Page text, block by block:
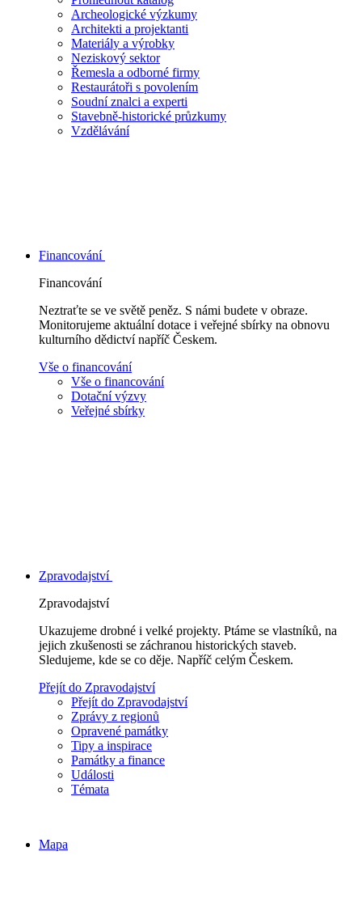
Archeologické výzkumy
Architekti a projektanti
Materiály a výrobky
Neziskový sektor
Řemesla a odborné firmy
Restaurátoři s povolením
Soudní znalci a experti
Stavebně-historické průzkumy
Vzdělávání
Financování
Financování
Neztraťte se ve světě peněz. S námi budete v obraze.
Monitorujeme aktuální dotace i veřejné sbírky na obnovu
kulturního dědictví napříč Českem.
Vše o financování
Vše o financování
Dotační výzvy
Veřejné sbírky
Zpravodajství
Zpravodajství
Ukazujeme drobné i velké projekty. Ptáme se vlastníků, na
jejich zkušenosti se záchranou historických staveb.
Sledujeme, kde se co děje. Napříč celým Českem.
Přejít do Zpravodajství
Přejít do Zpravodajství
Zprávy z regionů
Opravené památky
Tipy a inspirace
Památky a finance
Události
Témata
Mapa